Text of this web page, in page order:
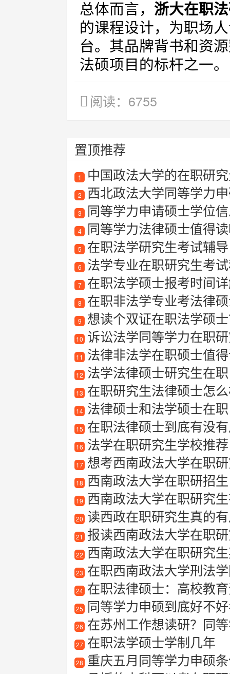
总体而言， 浙大在职
的课程设计，为职场
台。其品牌背书和资
法硕项目的标杆之一。
阅读：6755
置顶推荐
1 中国政法大学的在职研
2 西北政法大学同等学力
3 同等学力申请硕士学位
4 同等学力法律硕士值得
5 在职法学研究生考试辅导
6 法学专业在职研究生考
7 在职法学硕士报考时间
8 在职非法学专业考法律
9 想读个双证在职法学硕
10 诉讼法学同等学力在职
11 法律非法学在职硕士值
12 法学法律硕士研究生在职
13 在职研究生法律硕士怎
14 法律硕士和法学硕士在职
15 在职法律硕士到底有没
16 法学在职研究生学校推荐
17 想考西南政法大学在职研究生
18 西南政法大学在职研招生
19 西南政法大学在职研究
20 读西政在职研究生真的
21 报读西南政法大学在职研
22 西南政法大学在职研究
23 在职西南政法大学刑法
24 在职法律硕士：高校教
25 同等学力申硕到底好不
26 在苏州工作想读研？同
27 在职法学硕士学制几年
28 重庆五月同等学力申硕